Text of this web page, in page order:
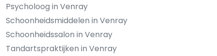
Psycholoog in Venray
Schoonheidsmiddelen in Venray
Schoonheidssalon in Venray
Tandartspraktijken in Venray